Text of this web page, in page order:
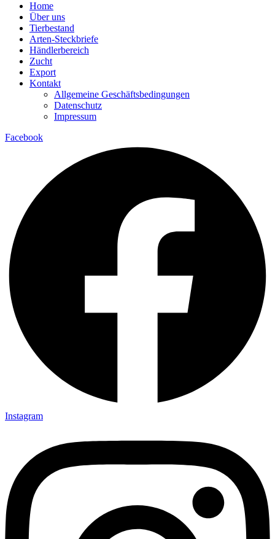
Home
Über uns
Tierbestand
Arten-Steckbriefe
Händlerbereich
Zucht
Export
Kontakt
Allgemeine Geschäftsbedingungen
Datenschutz
Impressum
Facebook
Instagram